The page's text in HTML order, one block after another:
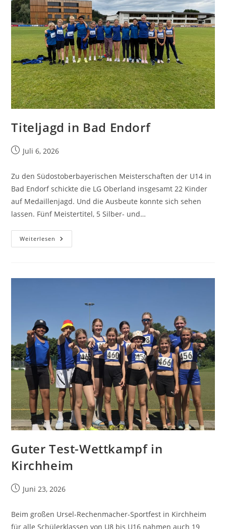
Titeljagd in Bad Endorf
Juli 6, 2026
Zu den Südostoberbayerischen Meisterschaften der U14 in
Bad Endorf schickte die LG Oberland insgesamt 22 Kinder
auf Medaillenjagd. Und die Ausbeute konnte sich sehen
lassen. Fünf Meistertitel, 5 Silber- und…
Weiterlesen
Guter Test-Wettkampf in
Kirchheim
Juni 23, 2026
Beim großen Ursel-Rechenmacher-Sportfest in Kirchheim
für alle Schülerklassen von U8 bis U16 nahmen auch 19